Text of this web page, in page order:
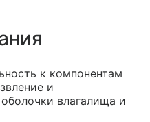
к компонентам
и
влагалища и